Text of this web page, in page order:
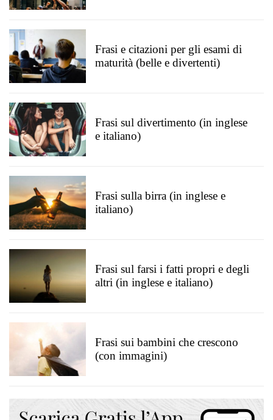
Frasi e citazioni per gli esami di
maturità (belle e divertenti)
Frasi sul divertimento (in inglese
e italiano)
Frasi sulla birra (in inglese e
italiano)
Frasi sul farsi i fatti propri e degli
altri (in inglese e italiano)
Frasi sui bambini che crescono
(con immagini)